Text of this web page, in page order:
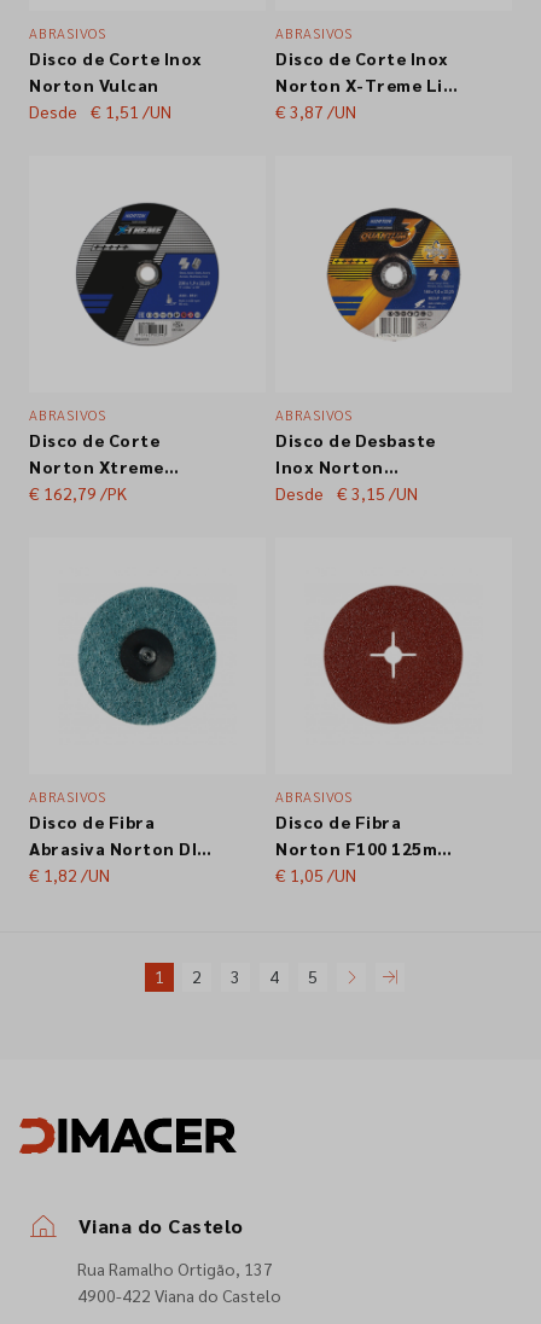
ABRASIVOS
Disco de Corte Inox
Norton Vulcan
Desde
€ 1,51 /UN
ABRASIVOS
Disco de Corte Inox
Norton X-Treme Life
230x1,9mm
€ 3,87 /UN
ABRASIVOS
Disco de Corte
Norton Xtreme
115x1.0mm - Pack
€ 162,79 /PK
ABRASIVOS
Disco de Desbaste
Inox Norton
Quantum 125x1mm
Desde € 3,15 /UN
ABRASIVOS
Disco de Fibra
Abrasiva Norton DIB
ZMD S2328 AOME SL3
€ 1,82 /UN
ABRASIVOS
Disco de Fibra
Norton F100 125mm
Grão 24
€ 1,05 /UN
1 2 3 4 5
Viana do Castelo
Rua Ramalho Ortigão, 137
4900-422 Viana do Castelo